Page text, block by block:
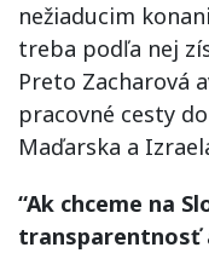
nežiaducim
treba podľa nej
Preto Zacharová
pracovné cesty
Maďarska a
“Ak chceme na
transparentnosť